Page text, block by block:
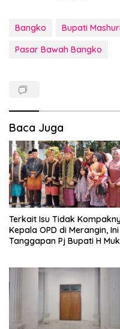
Bangko Bupati
Pasar Bawah Bangko
Baca Juga
Terkait Isu Tidak
Kepala OPD di Merangin, Ini
Tanggapan Pj Bupati H